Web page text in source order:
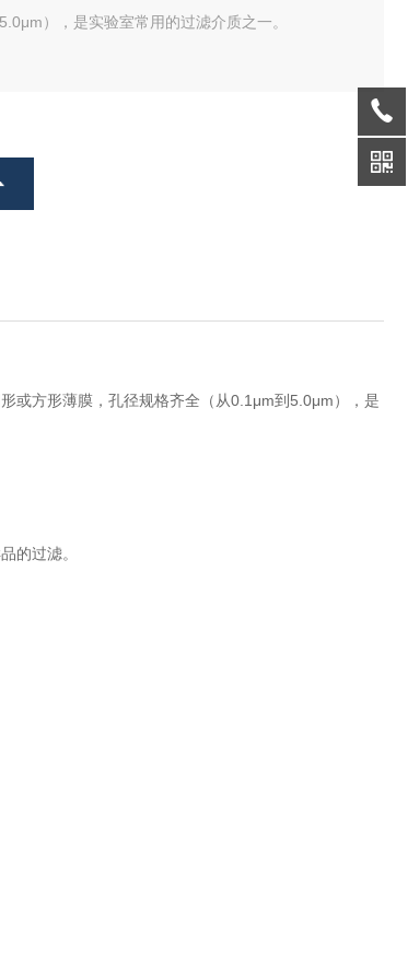
），是实验室常用的过滤介质之一。
或方形薄膜，孔径规格齐全（从0.1μm到5.0μm），是
的过滤。